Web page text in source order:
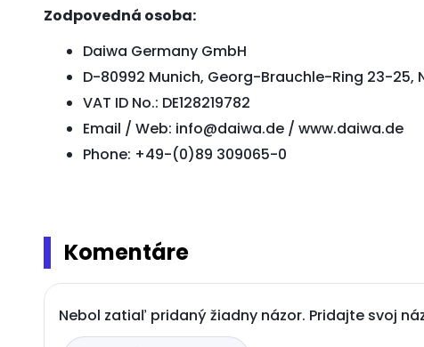
Zodpovedná osoba:
Daiwa Germany GmbH
D-80992 Munich, Georg-Brauchle-Ring 23-25,
VAT ID No.: DE128219782
Email / Web: info@daiwa.de / www.daiwa.de
Phone: +49-(0)89 309065-0
Komentáre
Nebol zatiaľ pridaný žiadny názor. Pridajte svoj